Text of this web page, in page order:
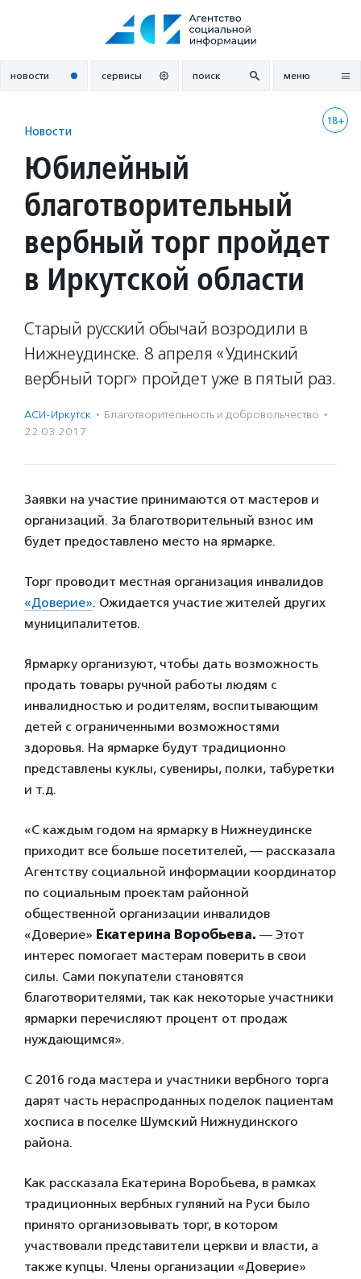
новости сервисы поиск меню
18+
Новости
Юбилейный
благотворительный
вербный торг пройдет
в Иркутской области
Старый русский обычай возродили в
Нижнеудинске. 8 апреля «Удинский
вербный торг» пройдет уже в пятый раз.
АСИ-Иркутск · Благотвори­тель­ность и доброволь­чест­во ·
22.03.2017
Заявки на участие принимаются от мастеров и
организаций. За благотворительный взнос им
будет предоставлено место на ярмарке.
Торг проводит местная организация инвалидов
«Доверие». Ожидается участие жителей других
муниципалитетов.
Ярмарку организуют, чтобы дать возможность
продать товары ручной работы людям с
инвалидностью и родителям, воспитывающим
детей с ограниченными возможностями
здоровья. На ярмарке будут традиционно
представлены куклы, сувениры, полки, табуретки
и т.д.
«С каждым годом на ярмарку в Нижнеудинске
приходит все больше посетителей, — рассказала
Агентству социальной информации координатор
по социальным проектам районной
общественной организации инвалидов
«Доверие» Екатерина Воробьева. — Этот
интерес помогает мастерам поверить в свои
силы. Сами покупатели становятся
благотворителями, так как некоторые участники
ярмарки перечисляют процент от продаж
нуждающимся».
С 2016 года мастера и участники вербного торга
дарят часть нераспроданных поделок пациентам
хосписа в поселке Шумский Нижнудинского
района.
Как рассказала Екатерина Воробьева, в рамках
традиционных вербных гуляний на Руси было
принято организовывать торг, в котором
участвовали представители церкви и власти, а
также купцы. Члены организации «Доверие»